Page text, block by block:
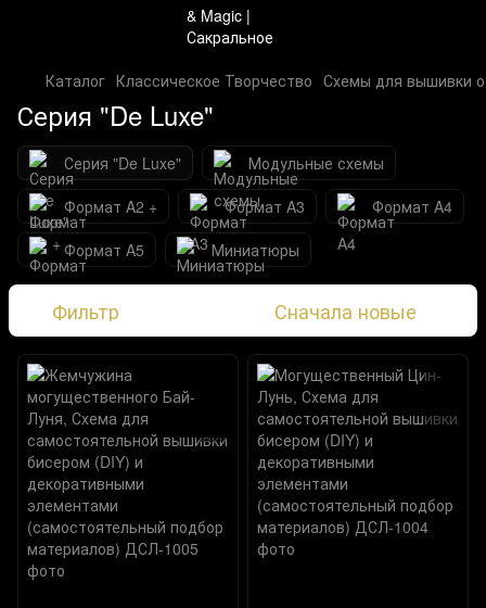
Каталог Классическое Творчество Схемы для вышивки
Серия "De Luxe"
Серия "De Luxe"
Модульные схемы
Формат A2 +
Формат A3
Формат A4
Формат A5
Миниатюры
Фильтр Сначала новые